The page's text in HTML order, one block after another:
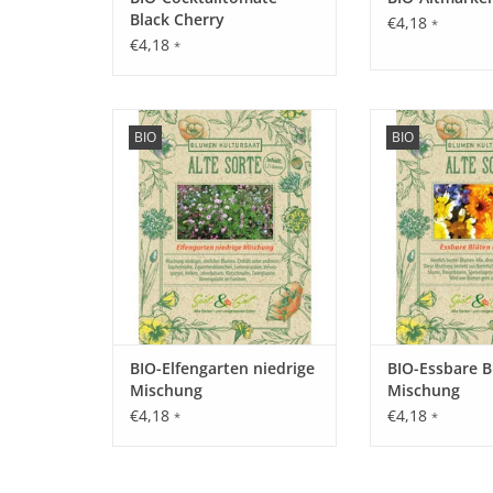
Black Cherry
€4,18 *
€4,18 *
BIO
Erleben Sie unsere Elfengarten
Mischung mit seltenen,
historischen Blumen wieder, die
fast in Vergessenheit geraten
sind!
ZUM WARENKORB HINZUFÜGEN
BIO-Elfengarten niedrige
Mischung
€4,18 *
BIO
Erleben Sie
Blüten
historischen
fast in
ZUM
BIO-Essbare
Mischung
€4,18 *